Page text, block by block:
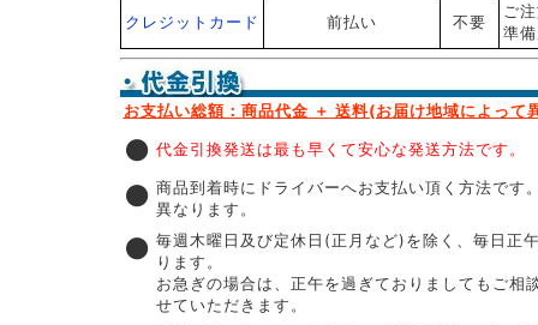
クレジットカード 前払い 不要
ご
準
お支払い総額：商品代金 ＋ 送料(お届け地域によって
● 代金引換発送は最も早くて安心な発送方法です。
● 商品到着時にドライバーへお支払い頂く方法で
異なります。
● 毎週木曜日及び定休日(正月など)を除く、毎日正
ります。
お急ぎの場合は、正午を過ぎておりましてもご
せていただきます。